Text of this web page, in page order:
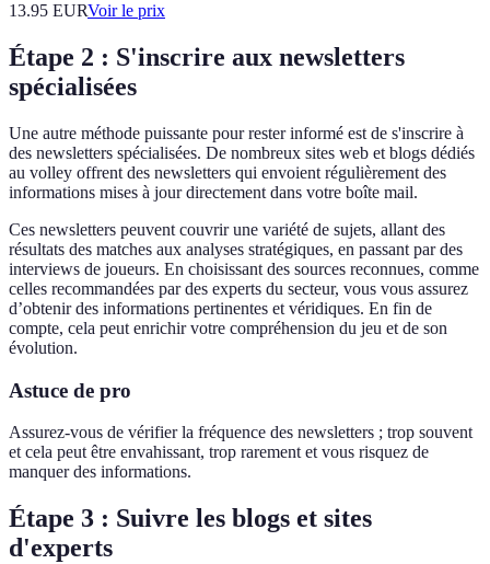
13.95 EURVoir le prix
Étape 2 : S'inscrire aux newsletters
spécialisées
Une autre méthode puissante pour rester informé est de s'inscrire à
des newsletters spécialisées. De nombreux sites web et blogs dédiés
au volley offrent des newsletters qui envoient régulièrement des
informations mises à jour directement dans votre boîte mail.
Ces newsletters peuvent couvrir une variété de sujets, allant des
résultats des matches aux analyses stratégiques, en passant par des
interviews de joueurs. En choisissant des sources reconnues, comme
celles recommandées par des experts du secteur, vous vous assurez
d’obtenir des informations pertinentes et véridiques. En fin de
compte, cela peut enrichir votre compréhension du jeu et de son
évolution.
Astuce de pro
Assurez-vous de vérifier la fréquence des newsletters ; trop souvent
et cela peut être envahissant, trop rarement et vous risquez de
manquer des informations.
Étape 3 : Suivre les blogs et sites
d'experts